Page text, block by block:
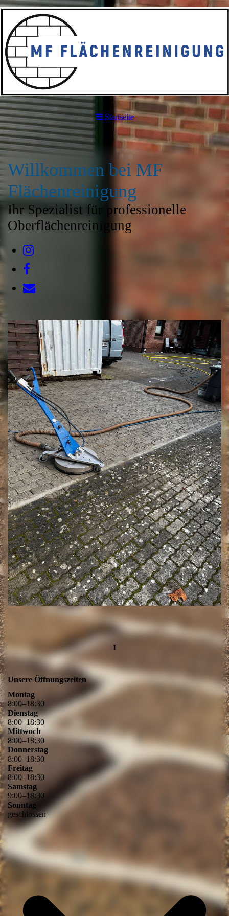
Startseite
Willkommen bei MF
Flächenreinigung
Ihr Spezialist für professionelle
Oberflächenreinigung
I
Unsere Öffnungszeiten
Montag
8:00–18:30
Dienstag
8:00–18:30
Mittwoch
8:00–18:30
Donnerstag
8:00–18:30
Freitag
8:00–18:30
Samstag
9:00–18:30
Sonntag
geschlossen